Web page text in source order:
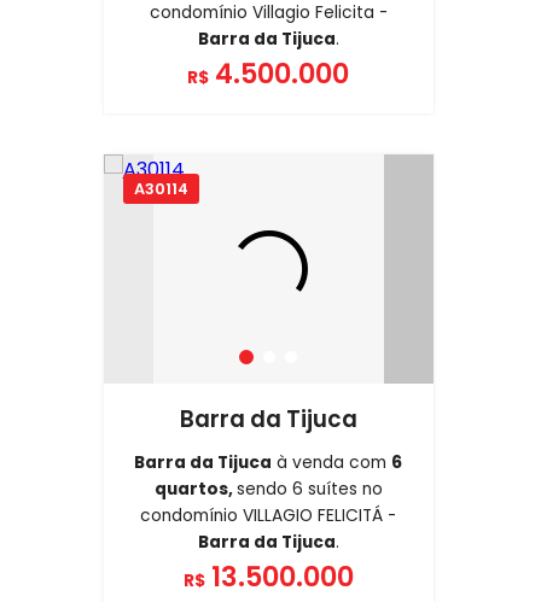
condomínio Villagio Felicita -
Barra da Tijuca.
R$ 4.500.000
A30114
Barra da Tijuca
Barra da Tijuca à venda com 6
quartos,sendo 6 suítes no
condomínio VILLAGIO FELICITÁ -
Barra da Tijuca.
R$ 13.500.000